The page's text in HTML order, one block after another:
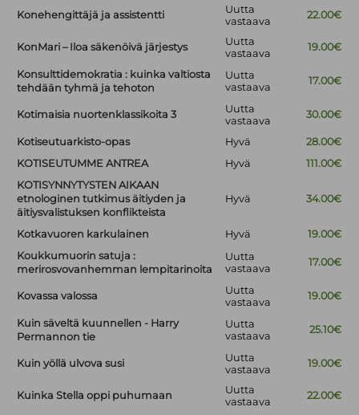
Konehengittäjä ja assistentti
Uutta
vastaava
22.00€
KonMari – Iloa säkenöivä järjestys
Uutta
vastaava
19.00€
Konsulttidemokratia : kuinka valtiosta
tehdään tyhmä ja tehoton
Uutta
vastaava
17.00€
Kotimaisia nuortenklassikoita 3
Uutta
vastaava
30.00€
Kotiseutuarkisto-opas Hyvä
28.00€
KOTISEUTUMME ANTREA
Hyvä
111.00€
KOTISYNNYTYSTEN AIKAAN
etnologinen tutkimus äitiyden ja
äitiysvalistuksen konflikteista
Hyvä 34.00€
Kotkavuoren karkulainen Hyvä
19.00€
Koukkumuorin satuja :
merirosvovanhemman lempitarinoita
Uutta
vastaava
17.00€
Kovassa valossa
Uutta
vastaava
19.00€
Kuin säveltä kuunnellen - Harry
Permannon tie
Uutta
vastaava
25.10€
Kuin yöllä ulvova susi
Uutta
vastaava
19.00€
Kuinka Stella oppi puhumaan
Uutta
vastaava
22.00€